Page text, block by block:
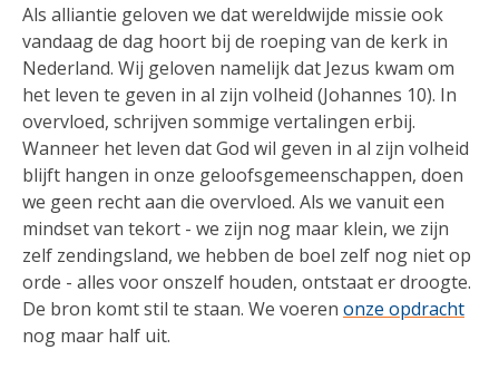
Als alliantie geloven we dat wereldwijde missie ook
vandaag de dag hoort bij de roeping van de kerk in
Nederland. Wij geloven namelijk dat Jezus kwam om
het leven te geven in al zijn volheid (Johannes 10). In
overvloed, schrijven sommige vertalingen erbij.
Wanneer het leven dat God wil geven in al zijn volheid
blijft hangen in onze geloofsgemeenschappen, doen
we geen recht aan die overvloed. Als we vanuit een
mindset van tekort - we zijn nog maar klein, we zijn
zelf zendingsland, we hebben de boel zelf nog niet op
orde - alles voor onszelf houden, ontstaat er droogte.
De bron komt stil te staan. We voeren onze opdracht
nog maar half uit.